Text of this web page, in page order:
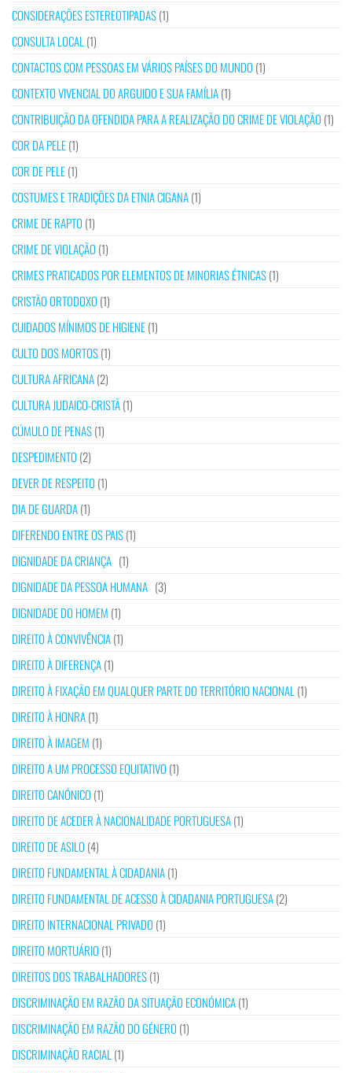
CONSIDERAÇÕES ESTEREOTIPADAS(1)
CONSULTA LOCAL (1)
CONTACTOS COM PESSOAS EM VÁRIOS PAÍSES DO MUNDO (1)
CONTEXTO VIVENCIAL DO ARGUIDO E SUA FAMÍLIA(1)
CONTRIBUIÇÃO DA OFENDIDA PARA A REALIZAÇÃO DO CRIME DE VIOLAÇÃO (1)
COR DA PELE(1)
COR DE PELE(1)
COSTUMES E TRADIÇÕES DA ETNIA CIGANA(1)
CRIME DE RAPTO (1)
CRIME DE VIOLAÇÃO (1)
CRIMES PRATICADOS POR ELEMENTOS DE MINORIAS ÉTNICAS(1)
CRISTÃO ORTODOXO (1)
CUIDADOS MÍNIMOS DE HIGIENE(1)
CULTO DOS MORTOS(1)
CULTURA AFRICANA(2)
CULTURA JUDAICO-CRISTÃ(1)
CÚMULO DE PENAS(1)
DESPEDIMENTO (2)
DEVER DE RESPEITO (1)
DIA DE GUARDA(1)
DIFERENDO ENTRE OS PAIS(1)
DIGNIDADE DA CRIANÇA (1)
DIGNIDADE DA PESSOA HUMANA (3)
DIGNIDADE DO HOMEM (1)
DIREITO À CONVIVÊNCIA(1)
DIREITO À DIFERENÇA(1)
DIREITO À FIXAÇÃO EM QUALQUER PARTE DO TERRITÓRIO NACIONAL (1)
DIREITO À HONRA(1)
DIREITO À IMAGEM (1)
DIREITO A UM PROCESSO EQUITATIVO (1)
DIREITO CANÓNICO (1)
DIREITO DE ACEDER À NACIONALIDADE PORTUGUESA(1)
DIREITO DE ASILO (4)
DIREITO FUNDAMENTAL À CIDADANIA(1)
DIREITO FUNDAMENTAL DE ACESSO À CIDADANIA PORTUGUESA(2)
DIREITO INTERNACIONAL PRIVADO (1)
DIREITO MORTUÁRIO (1)
DIREITOS DOS TRABALHADORES(1)
DISCRIMINAÇÃO EM RAZÃO DA SITUAÇÃO ECONÓMICA(1)
DISCRIMINAÇÃO EM RAZÃO DO GÉNERO (1)
DISCRIMINAÇÃO RACIAL (1)